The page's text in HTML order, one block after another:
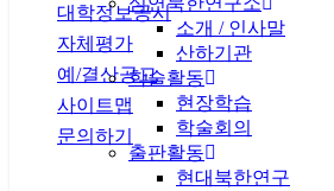
소개 / 인사말
산하기관
학술활동
현장학습
학술회의
출판활동
현대북한연구
대학정보공시
자체평가
예/결산공고
사이트맵
문의하기